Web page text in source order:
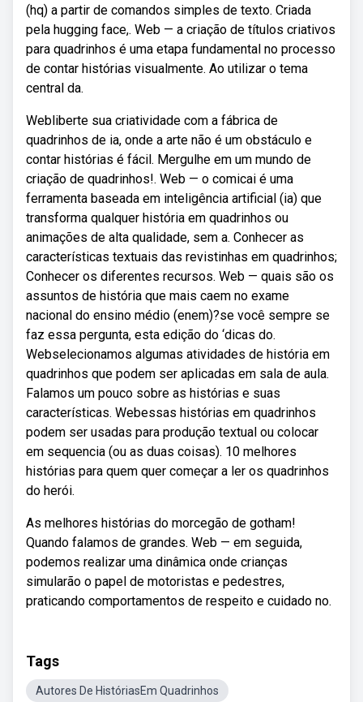
(hq) a partir de comandos simples de texto. Criada
pela hugging face,. Web — a criação de títulos criativos
para quadrinhos é uma etapa fundamental no processo
de contar histórias visualmente. Ao utilizar o tema
central da.
Webliberte sua criatividade com a fábrica de
quadrinhos de ia, onde a arte não é um obstáculo e
contar histórias é fácil. Mergulhe em um mundo de
criação de quadrinhos!. Web — o comicai é uma
ferramenta baseada em inteligência artificial (ia) que
transforma qualquer história em quadrinhos ou
animações de alta qualidade, sem a. Conhecer as
características textuais das revistinhas em quadrinhos;
Conhecer os diferentes recursos. Web — quais são os
assuntos de história que mais caem no exame
nacional do ensino médio (enem)?se você sempre se
faz essa pergunta, esta edição do ‘dicas do.
Webselecionamos algumas atividades de história em
quadrinhos que podem ser aplicadas em sala de aula.
Falamos um pouco sobre as histórias e suas
características. Webessas histórias em quadrinhos
podem ser usadas para produção textual ou colocar
em sequencia (ou as duas coisas). 10 melhores
histórias para quem quer começar a ler os quadrinhos
do herói.
As melhores histórias do morcegão de gotham!
Quando falamos de grandes. Web — em seguida,
podemos realizar uma dinâmica onde crianças
simularão o papel de motoristas e pedestres,
praticando comportamentos de respeito e cuidado no.
Tags
Autores De HistóriasEm Quadrinhos